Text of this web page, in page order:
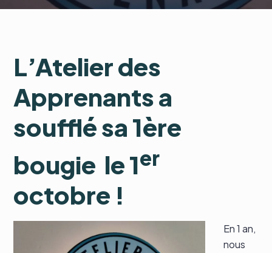
L’Atelier des
Apprenantsa
soufflé sa 1ère
bougie le 1er
octobre !
En 1 an,
nous